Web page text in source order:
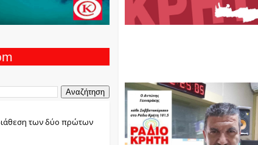
των δύο πρώτων